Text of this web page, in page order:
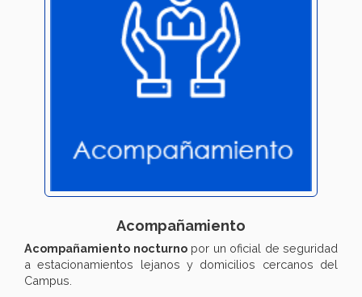
Acompañamiento
Acompañamiento nocturnopor un oficial de seguridad
a estacionamientos lejanos y domicilios cercanos del
Campus.